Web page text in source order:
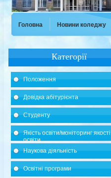
Головна Новини коледжу
Категорії
Положення
Довідка абітурієнта
Студенту
Якість освіти/моніторинг якості
освіти
Наукова діяльність
Освітні програми